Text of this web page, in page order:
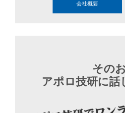
会社概要
その
アポロ技研に話